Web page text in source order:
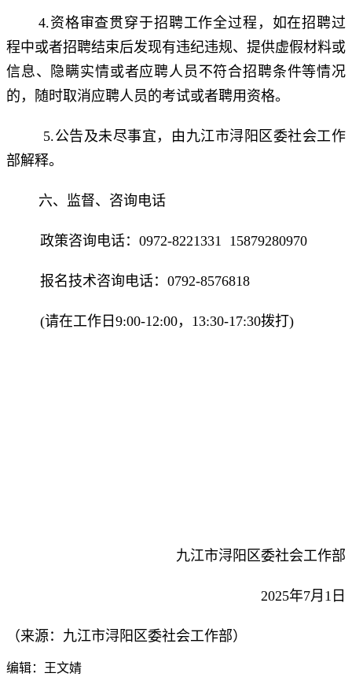
4.资格审查贯穿于招聘工作全过程，如在招聘过
程中或者招聘结束后发现有违纪违规、提供虚假材料或
信息、隐瞒实情或者应聘人员不符合招聘条件等情况
的，随时取消应聘人员的考试或者聘用资格。
5.公告及未尽事宜，由九江市浔阳区委社会工作
部解释。
六、监督、咨询电话
政策咨询电话：0972-8221331  15879280970
报名技术咨询电话：0792-8576818
(请在工作日9:00-12:00，13:30-17:30拨打)
九江市浔阳区委社会工作部
2025年7月1日
（来源：九江市浔阳区委社会工作部）
编辑：王文婧